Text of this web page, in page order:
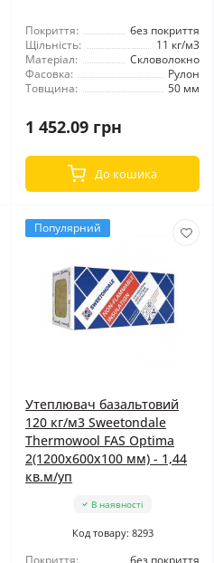
Покриття:
без покриття
Щільність:
11 кг/м3
Матеріал:
Скловолокно
Фасовка:
Рулон
Товщина:
50 мм
1 452.09 грн
До кошика
Популярний
Утеплювач базальтовий
120 кг/м3 Sweetondale
Thermowool FAS Optima
2(1200x600x100 мм) - 1,44
кв.м/уп
В наявності
Код товару: 8293
Покриття:
без покриття